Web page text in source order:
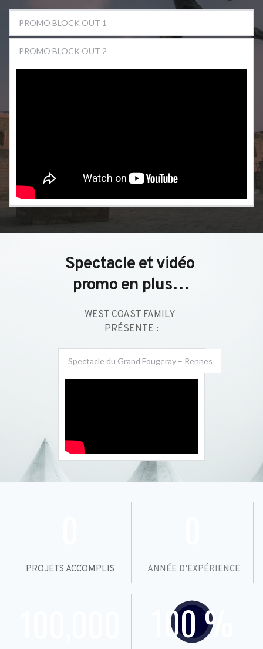
PROMO BLOCK OUT 1
PROMO BLOCK OUT 2
Spectacle et vidéo
promo en plus…
WEST COAST FAMILY
PRÉSENTE :
Spectacle du Grand Fougeray – Rennes
PROJETS ACCOMPLIS ANNÉE D’EXPÉRIENCE
100 %